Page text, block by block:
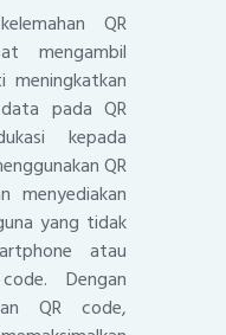
QR
mengambil
meningkatkan
pada QR
kepada
QR
menyediakan
yang tidak
atau
Dengan
QR code,